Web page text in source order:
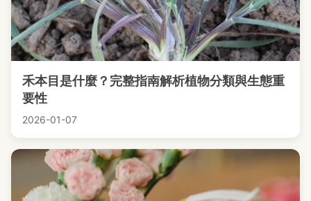
禾本目是什麼？完整指南解析植物分類與生態重
要性
2026-01-07